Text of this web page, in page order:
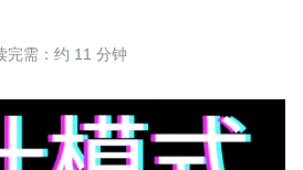
完需：约 11 分钟